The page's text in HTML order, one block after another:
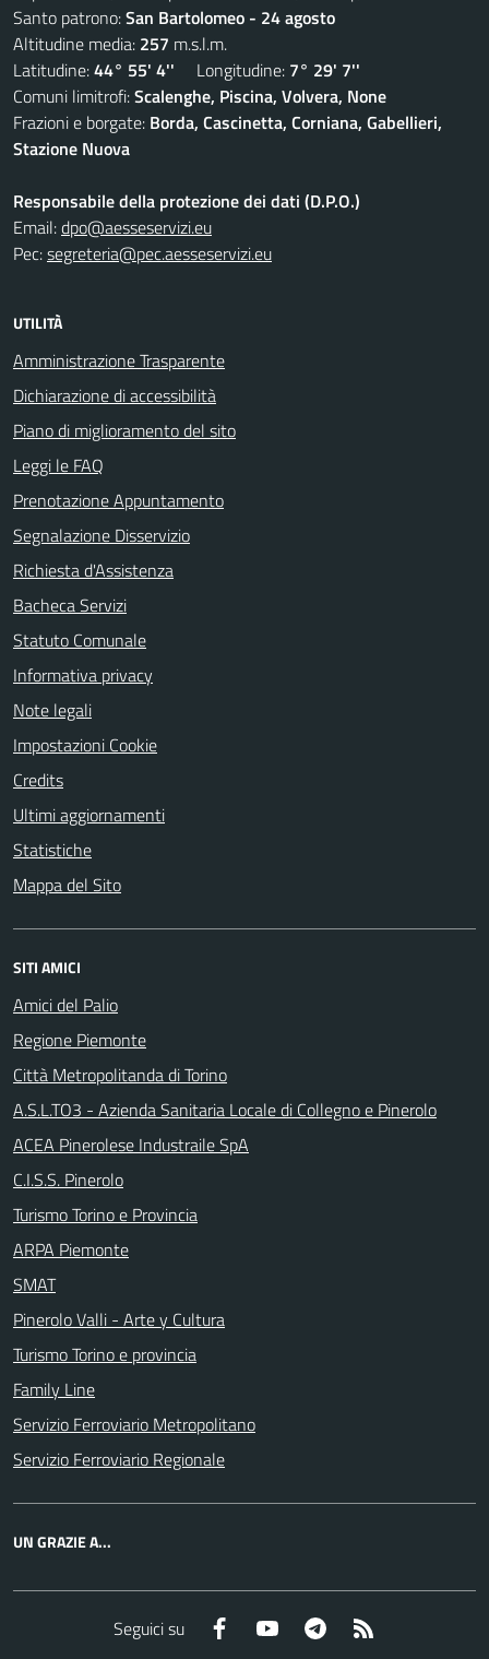
Santo patrono:San Bartolomeo - 24 agosto
Altitudine media: 257 m.s.l.m.
Latitudine:44° 55' 4'' Longitudine: 7° 29' 7''
Comuni limitrofi:Scalenghe, Piscina, Volvera, None
Frazioni e borgate: Borda, Cascinetta, Corniana, Gabellieri,
Stazione Nuova
Responsabile della protezione dei dati (D.P.O.)
Email:dpo@aesseservizi.eu
Pec:segreteria@pec.aesseservizi.eu
UTILITÀ
Amministrazione Trasparente
Dichiarazione di accessibilità
Piano di miglioramento del sito
Leggi le FAQ
Prenotazione Appuntamento
Segnalazione Disservizio
Richiesta d'Assistenza
Bacheca Servizi
Statuto Comunale
Informativa privacy
Note legali
Impostazioni Cookie
Credits
Ultimi aggiornamenti
Statistiche
Mappa del Sito
SITI AMICI
Amici del Palio
Regione Piemonte
Città Metropolitanda di Torino
A.S.L.TO3 - Azienda Sanitaria Locale di Collegno e Pinerolo
ACEA Pinerolese Industraile SpA
C.I.S.S. Pinerolo
Turismo Torino e Provincia
ARPA Piemonte
SMAT
Pinerolo Valli - Arte y Cultura
Turismo Torino e provincia
Family Line
Servizio Ferroviario Metropolitano
Servizio Ferroviario Regionale
UN GRAZIE A...
Seguici su Facebook YouTube Telegram